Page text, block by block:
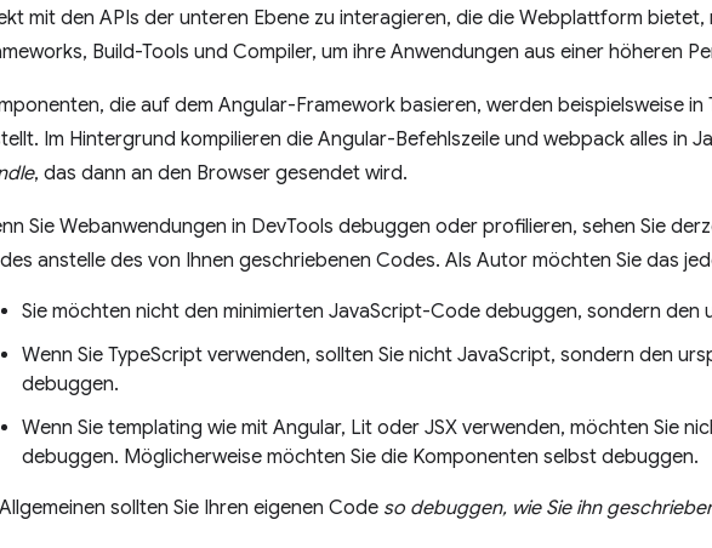
mit den APIs der unteren Ebene zu interagieren, die die Webplattform bietet,
Build-Tools und Compiler, um ihre Anwendungen aus einer höheren
die auf dem Angular-Framework basieren, werden beispielsweise in
Im Hintergrund kompilieren die Angular-Befehlszeile und webpack alles in
, das dann an den Browser gesendet wird.
Sie Webanwendungen in DevTools debuggen oder profilieren, sehen Sie
anstelle des von Ihnen geschriebenen Codes. Als Autor möchten Sie das
Sie möchten nicht den minimierten JavaScript-Code debuggen, sondern den
Wenn Sie TypeScript verwenden, sollten Sie nicht JavaScript, sondern den
debuggen.
Wenn Sie templating wie mit Angular, Lit oder JSX verwenden, möchten Sie
debuggen. Möglicherweise möchten Sie die Komponenten selbst debuggen.
sollten Sie Ihren eigenen Code so debuggen, wie Sie ihn